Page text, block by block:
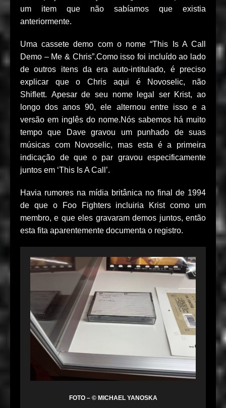
um item que não sabíamos que existia
anteriormente.
Uma cassete demo com o nome “This Is A Call
Demo – Me & Chris”.Como isso foi incluído ao lado
de outros itens da era auto-intitulado, é preciso
explicar que o Chris aqui é Novoselic, não
Shiflett. Apesar de seu nome legal ser Krist, ao
longo dos anos 90, ele alternou entre isso e a
versão em inglês do nome.Nós sabemos há muito
tempo que Dave gravou um punhado de suas
músicas com Novoselic, mas esta é a primeira
indicação de que o par gravou especificamente
juntos em ‘This Is A Call’.
Havia rumores na mídia britânica no final de 1994
de que o Foo Fighters incluiria Krist como um
membro, e que eles gravaram demos juntos, então
esta fita aparentemente documenta o registro.
FOTO – © MICHAEL YANOSKA